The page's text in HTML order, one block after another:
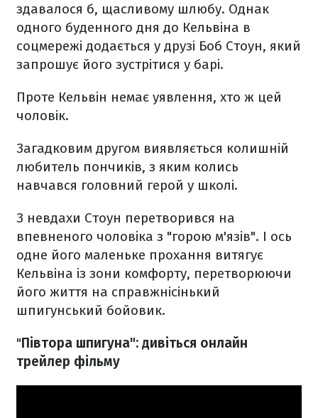
здавалося б, щасливому шлюбу. Однак
одного буденного дня до Кельвіна в
соцмережі додається у друзі Боб Стоун, який
запрошує його зустрітися у барі.
Проте Кельвін немає уявлення, хто ж цей
чоловік.
Загадковим другом виявляється колишній
любитель пончиків, з яким колись
навчався головний герой у школі.
З невдахи Стоун перетворився на
впевненого чоловіка з "горою м'язів". І ось
одне його маленьке прохання витягує
Кельвіна із зони комфорту, перетворюючи
його життя на справжнісінький
шпигунський бойовик.
"Півтора шпигуна": дивіться онлайн
трейлер фільму